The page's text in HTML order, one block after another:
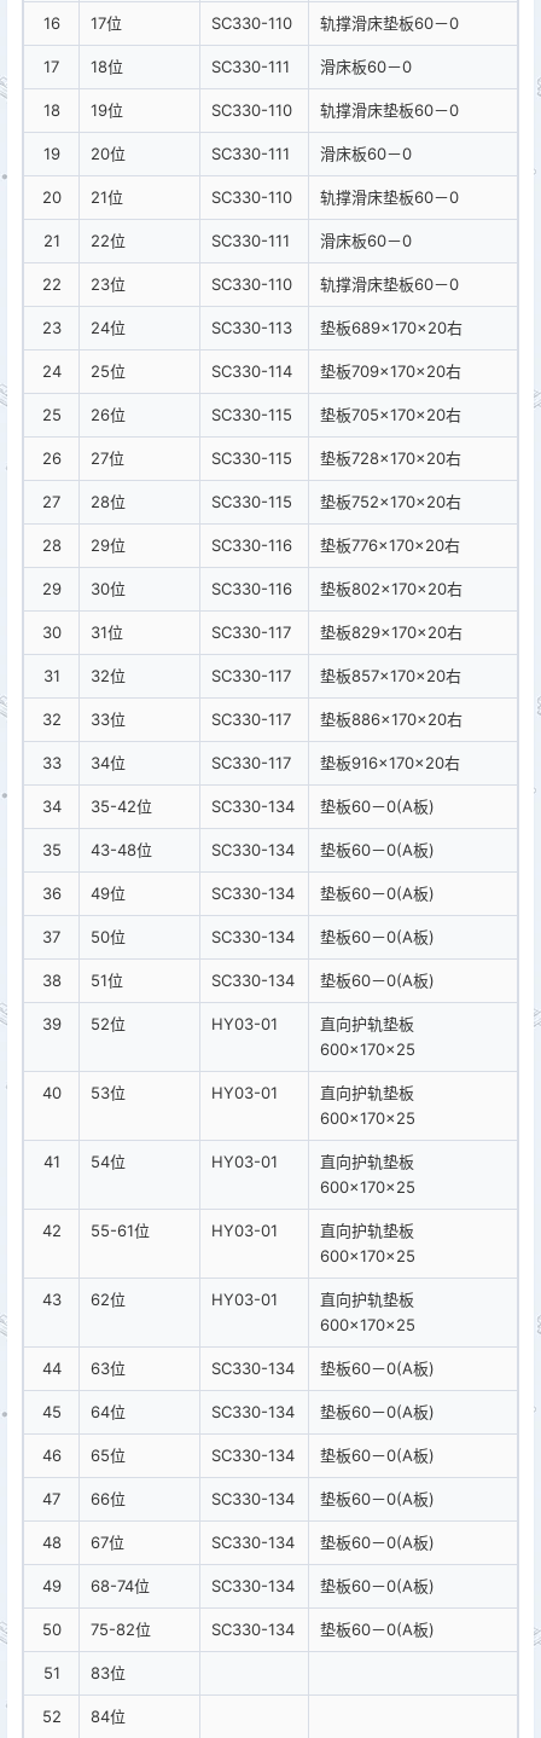
16 17位 SC330-110 轨撑滑床垫板60－0
17 18位 SC330-111 滑床板60－0
18 19位 SC330-110 轨撑滑床垫板60－0
19 20位 SC330-111 滑床板60－0
20 21位 SC330-110 轨撑滑床垫板60－0
21 22位 SC330-111 滑床板60－0
22 23位 SC330-110 轨撑滑床垫板60－0
23 24位 SC330-113 垫板689×170×20右
24 25位 SC330-114 垫板709×170×20右
25 26位 SC330-115 垫板705×170×20右
26 27位 SC330-115 垫板728×170×20右
27 28位 SC330-115 垫板752×170×20右
28 29位 SC330-116 垫板776×170×20右
29 30位 SC330-116 垫板802×170×20右
30 31位 SC330-117 垫板829×170×20右
31 32位 SC330-117 垫板857×170×20右
32 33位 SC330-117 垫板886×170×20右
33 34位 SC330-117 垫板916×170×20右
34 35-42位 SC330-134 垫板60－0(A板)
35 43-48位 SC330-134 垫板60－0(A板)
36 49位 SC330-134 垫板60－0(A板)
37 50位 SC330-134 垫板60－0(A板)
38 51位 SC330-134 垫板60－0(A板)
39 52位 HY03-01
直向护轨垫板
600×170×25
40 53位 HY03-01
直向护轨垫板
600×170×25
41 54位 HY03-01
直向护轨垫板
600×170×25
42 55-61位 HY03-01
直向护轨垫板
600×170×25
43 62位 HY03-01
直向护轨垫板
600×170×25
44 63位 SC330-134 垫板60－0(A板)
45 64位 SC330-134 垫板60－0(A板)
46 65位 SC330-134 垫板60－0(A板)
47 66位 SC330-134 垫板60－0(A板)
48 67位 SC330-134 垫板60－0(A板)
49 68-74位 SC330-134 垫板60－0(A板)
50 75-82位 SC330-134 垫板60－0(A板)
51 83位
52 84位